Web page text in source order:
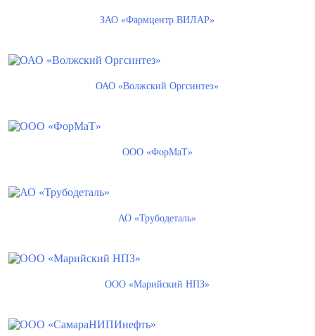
ЗАО «Фармцентр ВИЛАР»
ОАО «Волжский Оргсинтез»
ООО «ФорМаТ»
АО «Трубодеталь»
ООО «Марийский НПЗ»